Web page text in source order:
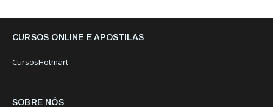
CURSOS ONLINE E APOSTILAS
CursosHotmart
SOBRE NÓS